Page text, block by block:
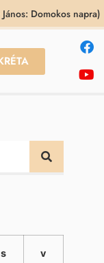
Domokos napra)
s v